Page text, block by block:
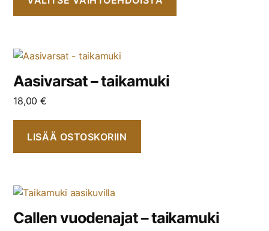
Aasivarsat – taikamuki
18,00 €
LISÄÄ OSTOSKORIIN
Callen vuodenajat – taikamuki